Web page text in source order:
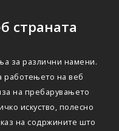
страната
за различни намени.
работењето на веб
на пребарувањето
искуство, полесно
на содржините што